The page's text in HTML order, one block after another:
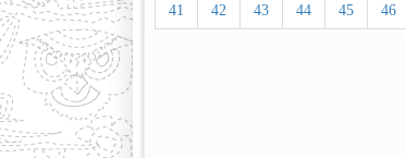
41 42 43 44 45 46